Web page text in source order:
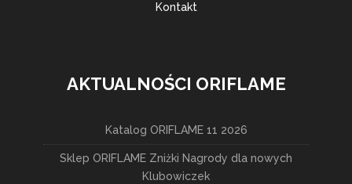
Kontakt
AKTUALNOŚCI ORIFLAME
Katalog ORIFLAME 11 2026
Sklep ORIFLAME Zniżki Nagrody dla nowych
Klubowiczek